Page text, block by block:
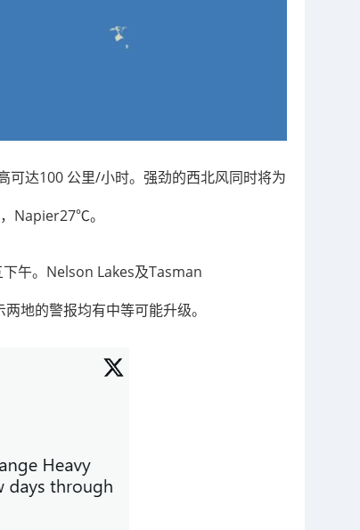
可达100 公里/小时。强劲的西北风同时将为
Napier27℃。
午。Nelson Lakes及Tasman
地的警报均有中等可能升级。